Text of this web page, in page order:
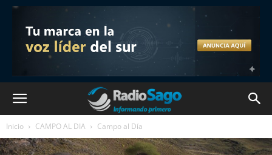
Inicio CAMPO AL DIA Campo al Día